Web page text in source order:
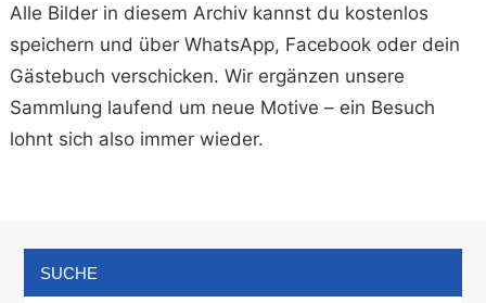
Alle Bilder in diesem Archiv kannst du kostenlos
speichern und über WhatsApp, Facebook oder dein
Gästebuch verschicken. Wir ergänzen unsere
Sammlung laufend um neue Motive – ein Besuch
lohnt sich also immer wieder.
SUCHE